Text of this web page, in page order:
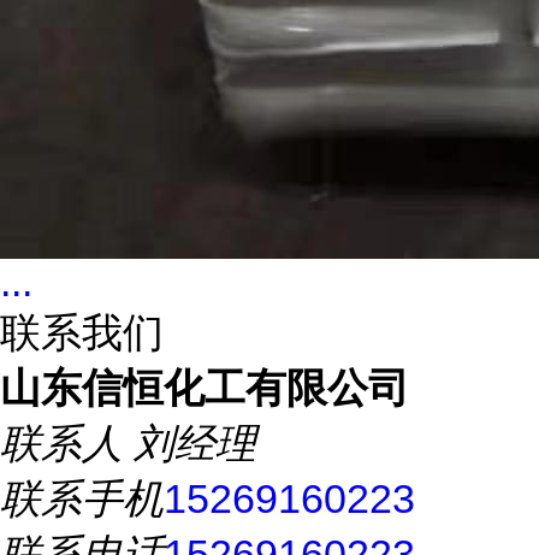
...
联系我们
山东信恒化工有限公司
联系人 刘经理
联系手机15269160223